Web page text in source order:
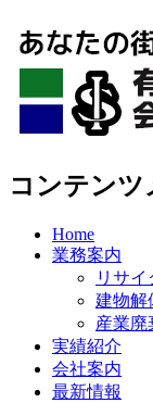
コンテンツ
Home
業務案内
リサイ
建物解
産業廃
実績紹介
会社案内
最新情報